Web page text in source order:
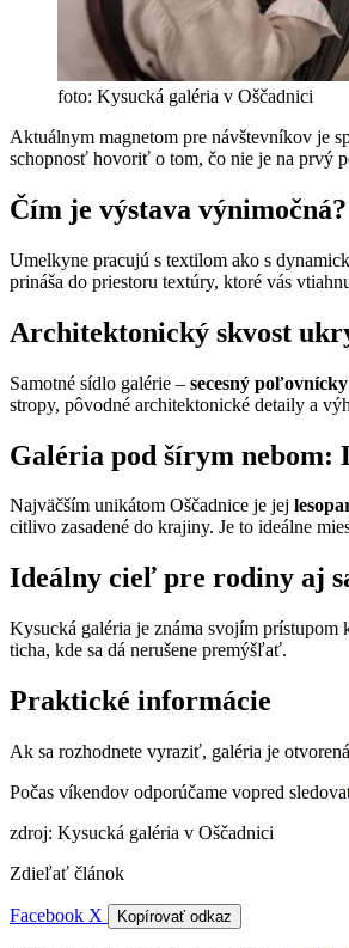
foto: Kysucká galéria v Oščadnici
Aktuálnym magnetom pre návštevníkov je
schopnosť hovoriť o tom, čo nie je na prvý
Čím je výstava výnimočná?
Umelkyne pracujú s textilom ako s
prináša do priestoru textúry, ktoré vás
Architektonický skvost
Samotné sídlo galérie – secesný
stropy, pôvodné architektonické detaily a
Galéria pod šírym nebom:
Najväčším unikátom Oščadnice je jej
citlivo zasadené do krajiny. Je to ideálne
Ideálny cieľ pre rodiny aj
Kysucká galéria je známa svojím prístupom
ticha, kde sa dá nerušene premýšľať.
Praktické informácie
Ak sa rozhodnete vyraziť, galéria je
Počas víkendov odporúčame vopred
zdroj: Kysucká galéria v Oščadnici
Zdieľať článok
Facebook X Kopírovať odkaz